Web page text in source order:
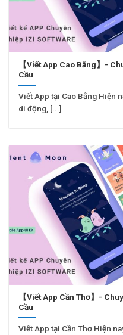
【Viết App Cao Bằng】-
Cầu
Viết App tại Cao Bằng Hiện
di động, [...]
【Viết App Cần Thơ】-
Cầu
Viết App tại Cần Thơ Hiện